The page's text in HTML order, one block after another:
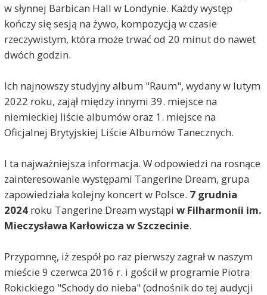
w słynnej Barbican Hall w Londynie. Każdy występ
kończy się sesją na żywo, kompozycją w czasie
rzeczywistym, która może trwać od 20 minut do nawet
dwóch godzin.
Ich najnowszy studyjny album "Raum", wydany w lutym
2022 roku, zajął między innymi 39. miejsce na
niemieckiej liście albumów oraz 1. miejsce na
Oficjalnej Brytyjskiej Liście Albumów Tanecznych.
I ta najważniejsza informacja. W odpowiedzi na rosnące
zainteresowanie występami Tangerine Dream, grupa
zapowiedziała kolejny koncert w Polsce. 7 grudnia
2024roku Tangerine Dream wystąpi w Filharmonii im.
Mieczysława Karłowicza w Szczecinie.
Przypomnę, iż zespół po raz pierwszy zagrał w naszym
mieście 9 czerwca 2016 r. i gościł w programie Piotra
Rokickiego "Schody do nieba" (odnośnik do tej audycji